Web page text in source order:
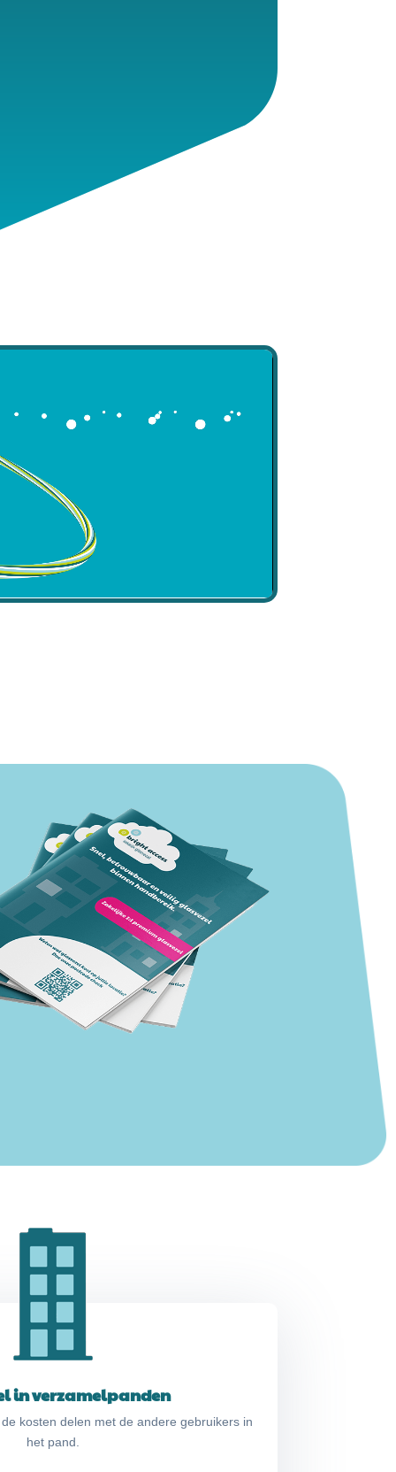
in verzamelpanden
kosten delen met de andere gebruikers in
het pand.